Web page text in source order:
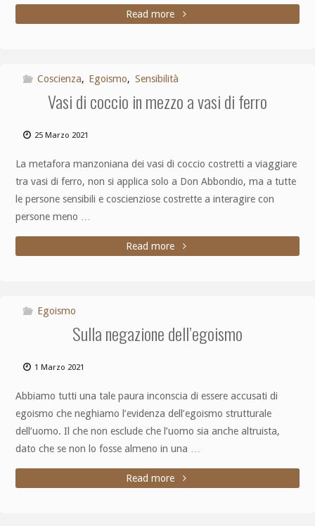
Read more
Coscienza, Egoismo, Sensibilità
Vasi di coccio in mezzo a vasi di ferro
25 Marzo 2021
La metafora manzoniana dei vasi di coccio costretti a viaggiare
tra vasi di ferro, non si applica solo a Don Abbondio, ma a tutte
le persone sensibili e coscienziose costrette a interagire con
persone meno …
Read more
Egoismo
Sulla negazione dell’egoismo
1 Marzo 2021
Abbiamo tutti una tale paura inconscia di essere accusati di
egoismo che neghiamo l’evidenza dell’egoismo strutturale
dell’uomo. Il che non esclude che l’uomo sia anche altruista,
dato che se non lo fosse almeno in una …
Read more